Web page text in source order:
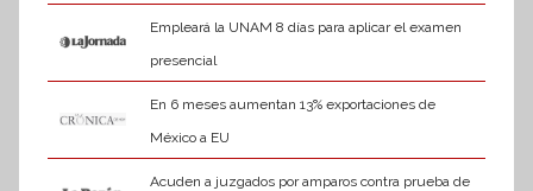
a
Empleará la UNAM 8 días para aplicar el examen
presencial
En 6 meses aumentan 13% exportaciones de
México a EU
Acuden a juzgados por amparos contra prueba de